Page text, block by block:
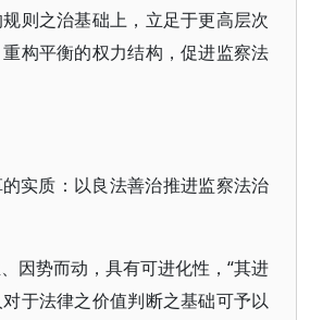
则之治基础上，立足于更高层次
构平衡的权力结构，促进监察法
实质：以良法善治推进监察法治
因势而动，具有可进化性，“其进
于法律之价值判断之基础可予以